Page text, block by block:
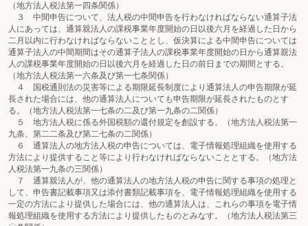
（地方法人税法第一四条関係）
３ 中間申告について、法人税の中間申告を行わなければならない通算子法
人にあっては、通算親法人の課税事業年度開始の日以後六月を経過した日から
二月以内に行わなければならないこととし、仮決算による中間申告については
通算子法人の中間期間はその通算子法人の課税事業年度開始の日から通算親法
人の課税事業年度開始の日以後六月を経過した日の前日までの期間とする。
（地方法人税法第一六条及び第一七条関係）
４ 国税通則法の災害等による期限延長制度により通算法人の申告期限が延
長された場合には、他の通算法人についても申告期限が延長されたものとす
る。（地方法人税法第一七条の二及び第一九条の二関係）
５ 地方法人税に係る外国税額の還付規定を創設する。（地方法人税法第一
九条、第二二条及び第二七条の二関係）
６ 通算法人の地方法人税の申告については、電子情報処理組織を使用する
方法により提供すること等により行わなければならないこととする。（地方法
人税法第一九条の三関係）
７ 通算親法人が、他の通算法人の地方法人税の申告に関する事項の処理と
して、申告書記載事項又は添付書類記載事項を、電子情報処理組織を使用する
一定の方法により提供した場合には、他の通算法人は、これらの事項を電子情
報処理組織を使用する方法により提供したものとみなす。（地方法人税法第三